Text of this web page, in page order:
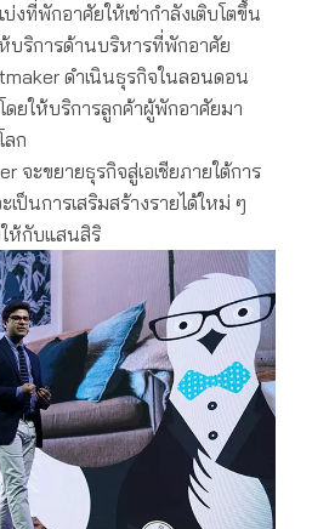
ที่พักอาศัยให้เช่ากำลังเติบโตขึ้น
ห้บริการด้านบริหารที่พักอาศัย
ดำเนินธุรกิจในลอนดอน
ดยให้บริการลูกค้าผู้พักอาศัยมา
ก
จะขยายธุรกิจสู่เอเชียภายใต้การ
ป็นการเสริมสร้างรายได้ใหม่ ๆ
ห้กับแสนสิริ